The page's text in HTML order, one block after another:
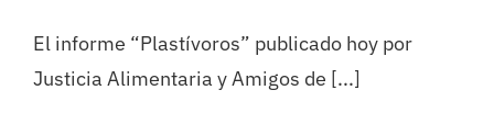
El informe “Plastívoros” publicado hoy por
Justicia Alimentaria y Amigos de [...]